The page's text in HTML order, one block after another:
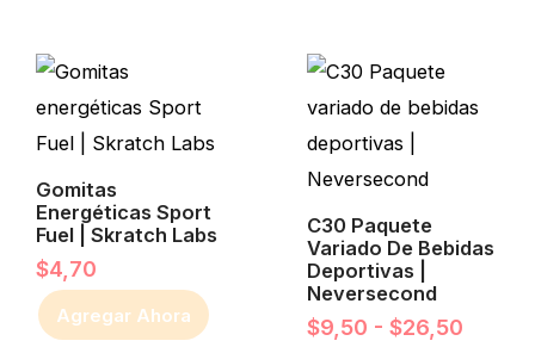
Gomitas
Energéticas Sport
Fuel | Skratch Labs
$4,70
Agregar Ahora
C30 Paquete
Variado De Bebidas
Deportivas |
Neversecond
$9,50 - $26,50
desde
producto
tiene
múltiples
variantes.
Las
opciones
se
pueden